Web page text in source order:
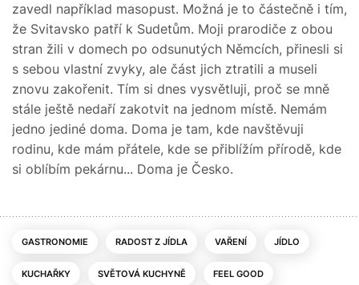
zavedl například masopust. Možná je to částečně i tím,
že Svitavsko patří k Sudetům. Moji prarodiče z obou
stran žili v domech po odsunutých Němcích, přinesli si
s sebou vlastní zvyky, ale část jich ztratili a museli
znovu zakořenit. Tím si dnes vysvětluji, proč se mně
stále ještě nedaří zakotvit na jednom místě. Nemám
jedno jediné doma. Doma je tam, kde navštěvuji
rodinu, kde mám přátele, kde se přiblížím přírodě, kde
si oblíbím pekárnu... Doma je Česko.
GASTRONOMIE RADOST Z JÍDLA VAŘENÍ JÍDLO
KUCHAŘKY SVĚTOVÁ KUCHYNĚ FEEL GOOD